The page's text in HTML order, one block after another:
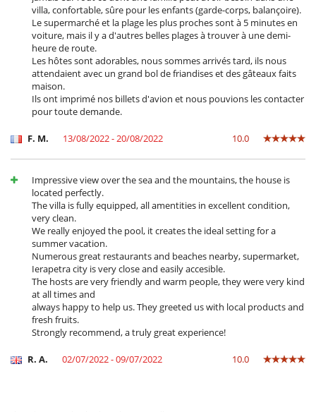
villa, confortable, sûre pour les enfants (garde-corps, balançoire).
Le supermarché et la plage les plus proches sont à 5 minutes en
voiture, mais il y a d'autres belles plages à trouver à une demi-
heure de route.
Les hôtes sont adorables, nous sommes arrivés tard, ils nous
attendaient avec un grand bol de friandises et des gâteaux faits
maison.
Ils ont imprimé nos billets d'avion et nous pouvions les contacter
pour toute demande.
F. M. 13/08/2022 - 20/08/2022 10.0
Impressive view over the sea and the mountains, the house is
located perfectly.
The villa is fully equipped, all amentities in excellent condition,
very clean.
We really enjoyed the pool, it creates the ideal setting for a
summer vacation.
Numerous great restaurants and beaches nearby, supermarket,
Ierapetra city is very close and easily accesible.
The hosts are very friendly and warm people, they were very kind
at all times and
always happy to help us. They greeted us with local products and
fresh fruits.
Strongly recommend, a truly great experience!
R. A. 02/07/2022 - 09/07/2022 10.0